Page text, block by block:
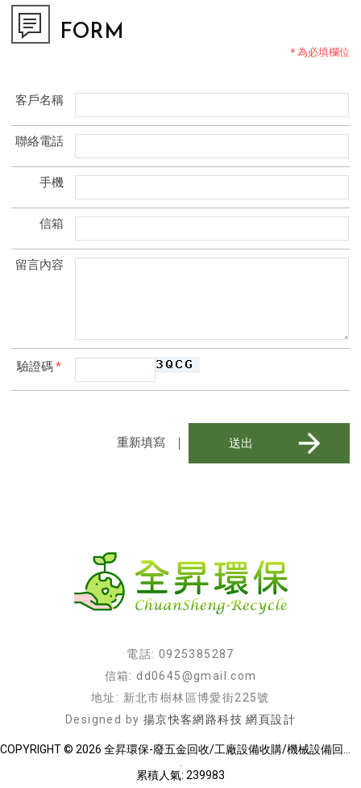
FORM
* 為必填欄位
客戶名稱
聯絡電話
手機
信箱
留言內容
驗證碼*
電話: 0925385287
信箱: dd0645@gmail.com
地址: 新北市樹林區博愛街225號
Designed by 揚京快客網路科技 網頁設計
累積人氣: 239983